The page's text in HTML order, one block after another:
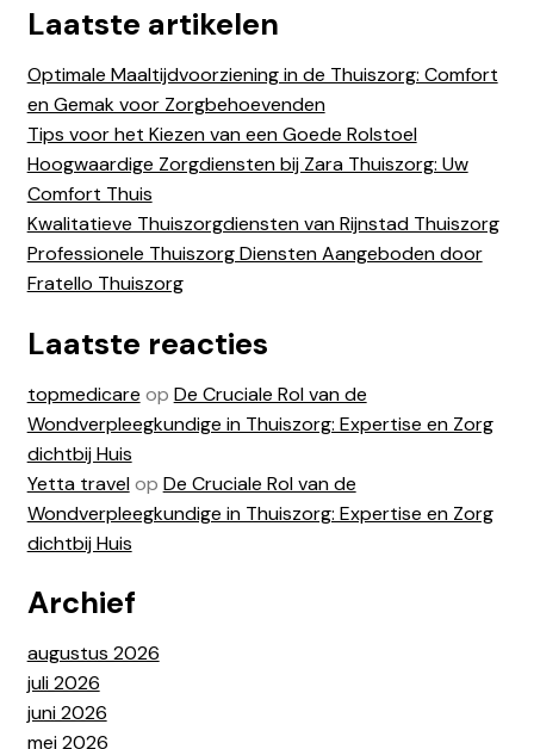
Laatste artikelen
Optimale Maaltijdvoorziening in de Thuiszorg: Comfort
en Gemak voor Zorgbehoevenden
Tips voor het Kiezen van een Goede Rolstoel
Hoogwaardige Zorgdiensten bij Zara Thuiszorg: Uw
Comfort Thuis
Kwalitatieve Thuiszorgdiensten van Rijnstad Thuiszorg
Professionele Thuiszorg Diensten Aangeboden door
Fratello Thuiszorg
Laatste reacties
topmedicare op De Cruciale Rol van de
Wondverpleegkundige in Thuiszorg: Expertise en Zorg
dichtbij Huis
Yetta travelop De Cruciale Rol van de
Wondverpleegkundige in Thuiszorg: Expertise en Zorg
dichtbij Huis
Archief
augustus 2026
juli 2026
juni 2026
mei 2026